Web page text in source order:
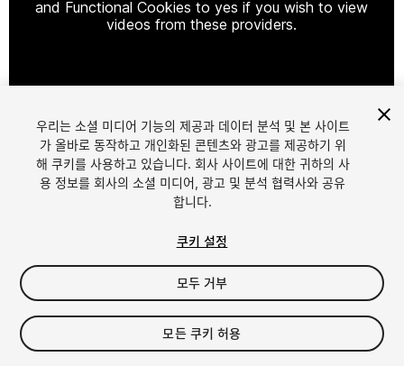
and Functional Cookies to yes if you wish to view
videos from these providers.
1/7
$79.99
세금/부가세는 결제 시 반영됩니다.
우리는 소셜 미디어 기능의 제공과 데이터 분석 및 본 사이트
가 올바로 동작하고 개인화된 콘텐츠와 광고를 제공하기 위
해 쿠키를 사용하고 있습니다. 회사 사이트에 대한 귀하의 사
용 정보를 회사의 소셜 미디어, 광고 및 분석 협력사와 공유
합니다.
쿠키 설정
모두 거부
모든 쿠키 허용